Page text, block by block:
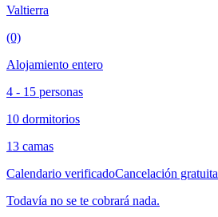
Valtierra
(0)
Alojamiento entero
4 - 15 personas
10 dormitorios
13 camas
Calendario verificadoCancelación gratuita
Todavía no se te cobrará nada.